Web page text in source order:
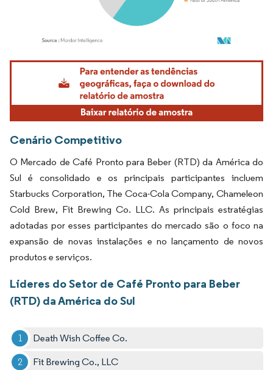
Imagem © Mordor Intelligence. O reuso requer atribuição conforme CC BY 4.0.
Cenário Competitivo
O Mercado de Café Pronto para Beber (RTD) da América do
Sul é consolidado e os principais participantes incluem
Starbucks Corporation, The Coca-Cola Company, Chameleon
Cold Brew, Fit Brewing Co. LLC. As principais estratégias
adotadas por esses participantes do mercado são o foco na
expansão de novas instalações e no lançamento de novos
produtos e serviços.
Líderes do Setor de Café Pronto para Beber
(RTD) da América do Sul
Death Wish Coffee Co.
Fit Brewing Co., LLC